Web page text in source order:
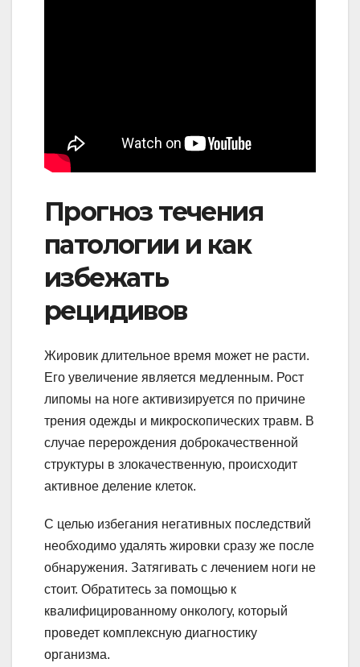
Прогноз течения
патологии и как
избежать
рецидивов
Жировик длительное время может не расти.
Его увеличение является медленным. Рост
липомы на ноге активизируется по причине
трения одежды и микроскопических травм. В
случае перерождения доброкачественной
структуры в злокачественную, происходит
активное деление клеток.
С целью избегания негативных последствий
необходимо удалять жировки сразу же после
обнаружения. Затягивать с лечением ноги не
стоит. Обратитесь за помощью к
квалифицированному онкологу, который
проведет комплексную диагностику
организма.